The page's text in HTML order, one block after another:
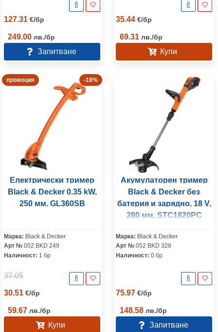
127.31 €/бр
249.00 лв./бр
Запитване
35.44 €/бр
69.31 лв./бр
Купи
промоция -18%
Електрически тример
Black & Decker 0.35 kW,
250 мм, GL360SB
Марка: Black & Decker
Арт № 052 BKD 249
Наличност: 1 бр
37.05
30.51 €/бр
59.67 лв./бр
Купи
Акумулаторен тример
Black & Decker без
батерия и зарядно, 18 V,
280 мм, STC1820PC
Марка: Black & Decker
Арт № 052 BKD 328
Наличност: 0 бр
75.97 €/бр
148.58 лв./бр
Запитване